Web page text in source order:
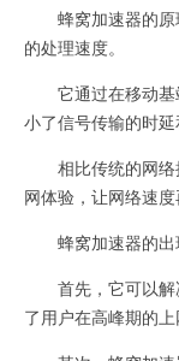
蜂窝加速器的原
的处理速度。
它通过在移动基
小了信号传输的时延
相比传统的网络
网体验，让网络速度
蜂窝加速器的出
首先，它可以解
了用户在高峰期的上